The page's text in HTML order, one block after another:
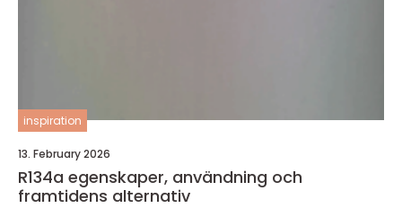
inspiration
13. February 2026
R134a egenskaper, användning och
framtidens alternativ